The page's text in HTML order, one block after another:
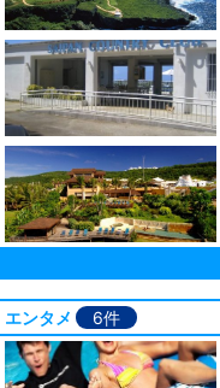
エンタメ 6件